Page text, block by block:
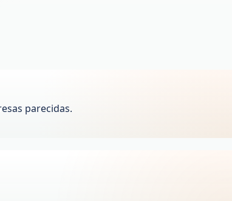
parecidas.